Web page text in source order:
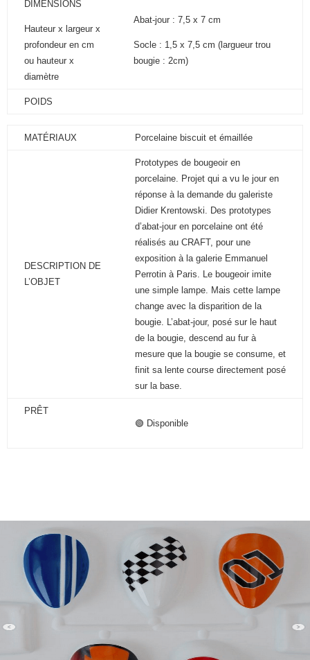
DIMENSIONS
Hauteur x largeur x
profondeur en cm
ou hauteur x
diamètre
Abat-jour : 7,5 x 7 cm
Socle : 1,5 x 7,5 cm (largueur trou
bougie : 2cm)
POIDS
MATÉRIAUX Porcelaine biscuit et émaillée
DESCRIPTION DE
L’OBJET
Prototypes de bougeoir en
porcelaine. Projet qui a vu le jour en
réponse à la demande du galeriste
Didier Krentowski. Des prototypes
d’abat-jour en porcelaine ont été
réalisés au CRAFT, pour une
exposition à la galerie Emmanuel
Perrotin à Paris. Le bougeoir imite
une simple lampe. Mais cette lampe
change avec la disparition de la
bougie. L’abat-jour, posé sur le haut
de la bougie, descend au fur à
mesure que la bougie se consume, et
finit sa lente course directement posé
sur la base.
PRÊT
🟢 Disponible